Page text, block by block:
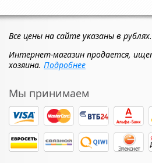
Все цены на сайте указаны в рублях.
Интернет-магазин продается,
хозяина. Подробнее
Мы принимаем